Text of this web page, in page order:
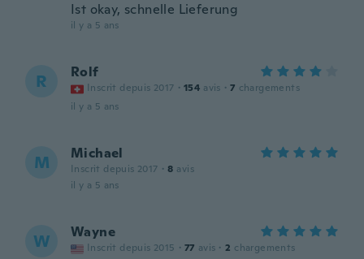
Ist okay, schnelle Lieferung
il y a 5 ans
R Rolf
Inscrit depuis 2017 · 154 avis · 7 chargements
il y a 5 ans
M Michael
Inscrit depuis 2017 · 8 avis
il y a 5 ans
W Wayne
Inscrit depuis 2015 · 77 avis · 2 chargements